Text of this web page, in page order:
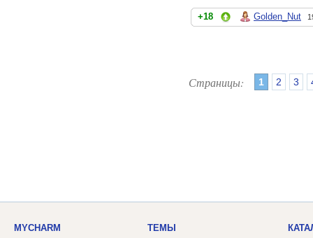
+18 Golden_Nut
Страницы: 1 2 3
MYCHARM
ТЕМЫ